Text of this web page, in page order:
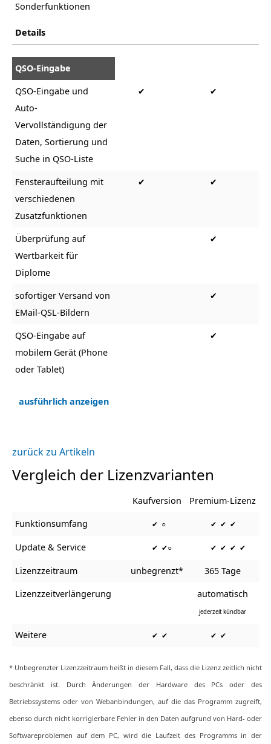
Sonderfunktionen
Details
QSO-Eingabe
QSO-Eingabe und
Auto-
Vervollständigung der
Daten, Sortierung und
Suche in QSO-Liste
✔ ✔
Fensteraufteilung mit
verschiedenen
Zusatzfunktionen
✔ ✔
Überprüfung auf
Wertbarkeit für
Diplome
✔
sofortiger Versand von
EMail-QSL-Bildern
✔
QSO-Eingabe auf
mobilem Gerät (Phone
oder Tablet)
✔
ausführlich anzeigen
zurück zu Artikeln
Vergleich der Lizenzvarianten
Kaufversion
Premium-Lizenz
Funktionsumfang
✔ ○ ✔ ✔ ✔
Update & Service ✔ ✔○ ✔ ✔ ✔ ✔
Lizenzzeitraum unbegrenzt*
365 Tage
Lizenzzeitverlängerung
automatisch
jederzeit kündbar
Weitere ✔ ✔ ✔ ✔
* Unbegrenzter Lizenzzeitraum heißt in diesem Fall, dass die Lizenz zeitlich nicht
beschränkt ist. Durch Änderungen der Hardware des PCs oder des
Betriebssystems oder von Webanbindungen, auf die das Programm zugreift,
ebenso durch nicht korrigierbare Fehler in den Daten aufgrund von Hard- oder
Softwareproblemen auf dem PC, wird die Laufzeit des Programms in der